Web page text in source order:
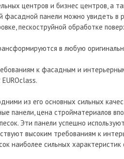
центров и бизнес центров, а
панели можно увидеть в
пескоструйной обработке
в любую
к фасадным и
из его основных сильных
цена стройматериалов
Эти панели успешно
высоким требованиям к
наиболее сильных